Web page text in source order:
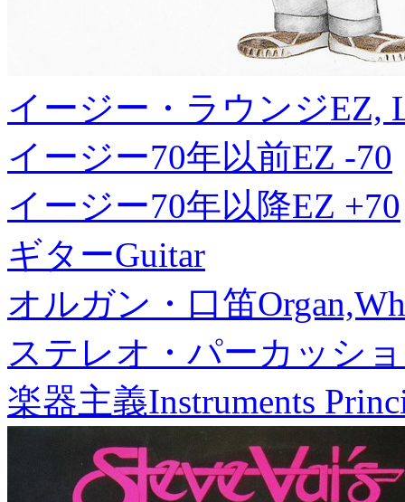
イージー・ラウンジEZ,
イージー70年以前EZ -70
イージー70年以降EZ +70
ギターGuitar
オルガン・口笛
ステレオ・パーカッシ
楽器主義Instruments